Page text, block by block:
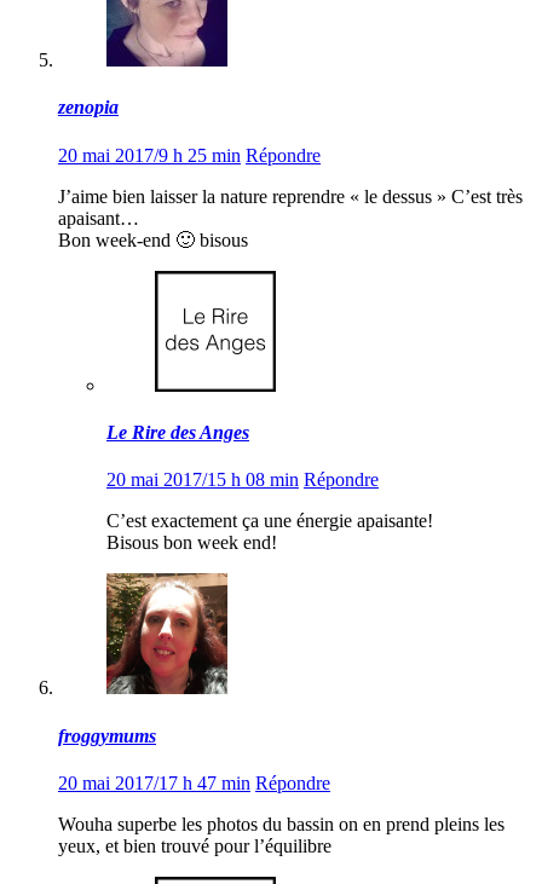
zenopia
20 mai 2017/9 h 25 min Répondre
J’aime bien laisser la nature reprendre « le dessus » C’est très
apaisant…
Bon week-end 🙂 bisous
Le Rire des Anges
20 mai 2017/15 h 08 min Répondre
C’est exactement ça une énergie apaisante!
Bisous bon week end!
froggymums
20 mai 2017/17 h 47 min Répondre
Wouha superbe les photos du bassin on en prend pleins les
yeux, et bien trouvé pour l’équilibre